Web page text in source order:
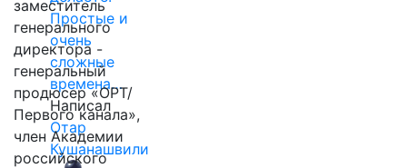
Простые и
очень
сложные
времена…
Написал
Отар
Кушанашвили
заместитель
генерального
директора -
генеральный
продюсер «ОРТ/
Первого канала»,
член Академии
российского